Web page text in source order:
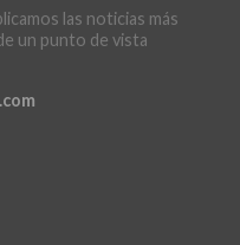
las noticias más
un punto de vista